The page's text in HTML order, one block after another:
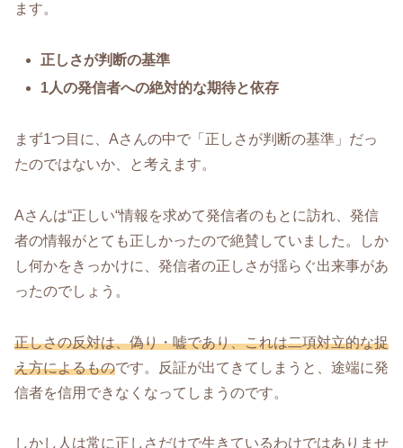
ます。
正しさが判断の基準
1人の発信者への絶対的な期待と依存
まず1つ目に、Aさんの中で「正しさが判断の基準」だっ
たのではないか、と考えます。
Aさんは“正しい“情報を求めて発信者のもとに訪れ、発信
者の情報がとても正しかったので絶賛していました。しか
し何かをきっかけに、発信者の正しさが揺らぐ出来事があ
ったのでしょう。
正しさの反対は、偽り・嘘であり、これは二項対立的な捉
え方によるものです。反証が出てきてしまうと、途端に発
信者を信用できなくなってしまうのです。
しかし人は常に正しさだけで生きているわけではありませ